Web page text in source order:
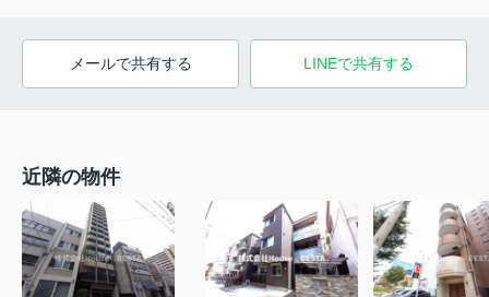
メールで共有する LINEで共有する
近隣の物件